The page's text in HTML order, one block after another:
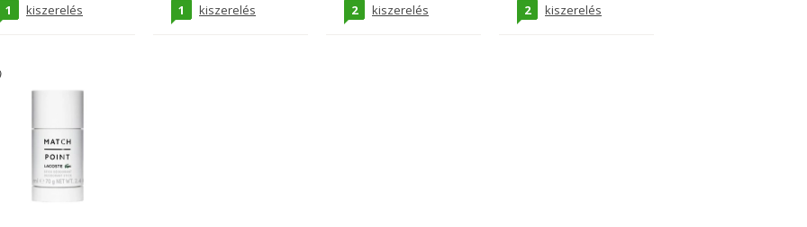
1 kiszerelés 1 kiszerelés 2 kiszerelés 2 kiszerelés